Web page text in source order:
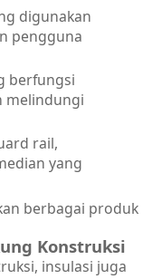
digunakan
pengguna
berfungsi
melindungi
rail,
yang
berbagai produk
Konstruksi
insulasi juga